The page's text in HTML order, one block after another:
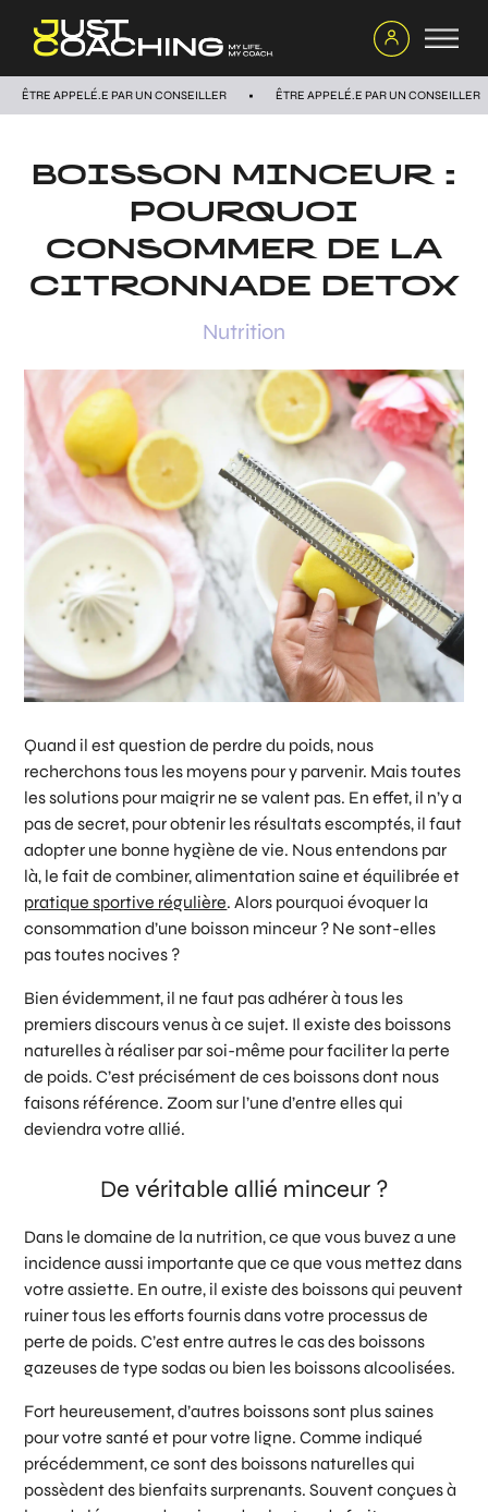
ÊTRE APPELÉ.E PAR UN CONSEILLER ÊTRE APPELÉ.E PAR UN CONSEILLER
BOISSON MINCEUR :
POURQUOI
CONSOMMER DE LA
CITRONNADE DETOX
Nutrition
Quand il est question de perdre du poids, nous
recherchons tous les moyens pour y parvenir. Mais toutes
les solutions pour maigrir ne se valent pas. En effet, il n’y a
pas de secret, pour obtenir les résultats escomptés, il faut
adopter une bonne hygiène de vie. Nous entendons par
là, le fait de combiner, alimentation saine et équilibrée et
pratique sportive régulière. Alors pourquoi évoquer la
consommation d’une boisson minceur ? Ne sont-elles
pas toutes nocives ?
Bien évidemment, il ne faut pas adhérer à tous les
premiers discours venus à ce sujet. Il existe des boissons
naturelles à réaliser par soi-même pour faciliter la perte
de poids. C’est précisément de ces boissons dont nous
faisons référence. Zoom sur l’une d’entre elles qui
deviendra votre allié.
De véritable allié minceur ?
Dans le domaine de la nutrition, ce que vous buvez a une
incidence aussi importante que ce que vous mettez dans
votre assiette. En outre, il existe des boissons qui peuvent
ruiner tous les efforts fournis dans votre processus de
perte de poids. C’est entre autres le cas des boissons
gazeuses de type sodas ou bien les boissons alcoolisées.
Fort heureusement, d’autres boissons sont plus saines
pour votre santé et pour votre ligne. Comme indiqué
précédemment, ce sont des boissons naturelles qui
possèdent des bienfaits surprenants. Souvent conçues à